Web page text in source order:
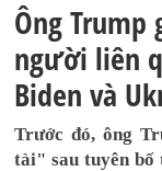
Ông Trump
người liên
Biden và
Trước đó, ông
tài" sau tuyên bố